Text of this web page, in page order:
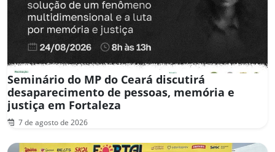
Seminário do MP do Ceará discutirá
desaparecimento de pessoas, memória e
justiça em Fortaleza
7 de agosto de 2026